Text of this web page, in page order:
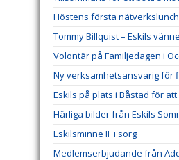
Höstens första nätverkslunch
Tommy Billquist – Eskils
Volontär på Familjedagen i
Ny verksamhetsansvarig för
Eskils på plats i Båstad för
Härliga bilder från Eskils
Eskilsminne IF i sorg
Medlemserbjudande från